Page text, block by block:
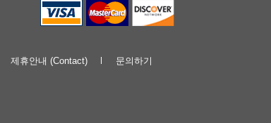
제휴안내 (Contact) 문의하기